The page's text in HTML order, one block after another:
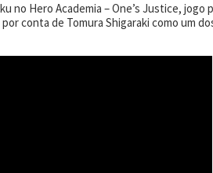
no Hero Academia – One’s Justice,
conta de Tomura Shigaraki como um